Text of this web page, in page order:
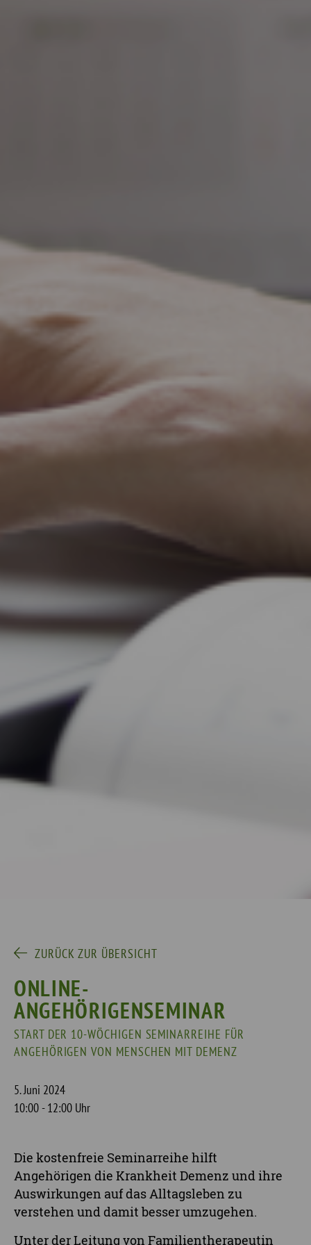
ZURÜCK ZUR ÜBERSICHT
ONLINE-
ANGEHÖRIGENSEMINAR
START DER 10-WÖCHIGEN SEMINARREIHE FÜR
ANGEHÖRIGEN VON MENSCHEN MIT DEMENZ
5. Juni 2024
10:00 - 12:00 Uhr
Die kostenfreie Seminarreihe hilft
Angehörigen die Krankheit Demenz und ihre
Auswirkungen auf das Alltagsleben zu
verstehen und damit besser umzugehen.
Unter der Leitung von Familientherapeutin